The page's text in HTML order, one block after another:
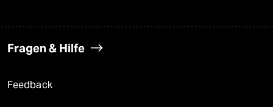
Fragen & Hilfe
Feedback